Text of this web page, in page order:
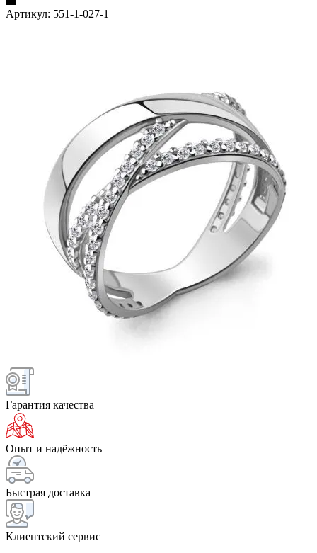
Артикул: 551-1-027-1
Гарантия качества
Опыт и надёжность
Быстрая доставка
Клиентский сервис